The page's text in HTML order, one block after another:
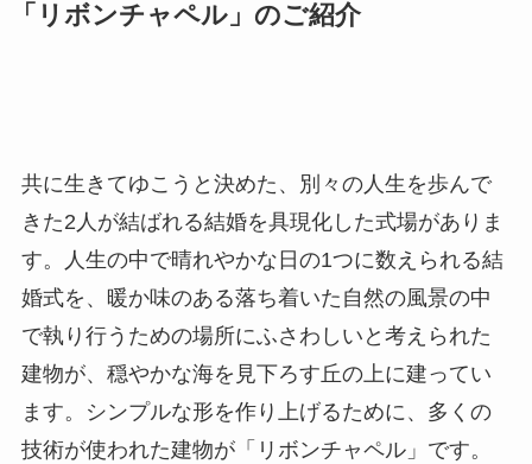
「リボンチャペル」のご紹介
共に生きてゆこうと決めた、別々の人生を歩んで
きた2人が結ばれる結婚を具現化した式場がありま
す。人生の中で晴れやかな日の1つに数えられる結
婚式を、暖か味のある落ち着いた自然の風景の中
で執り行うための場所にふさわしいと考えられた
建物が、穏やかな海を見下ろす丘の上に建ってい
ます。シンプルな形を作り上げるために、多くの
技術が使われた建物が「リボンチャペル」です。